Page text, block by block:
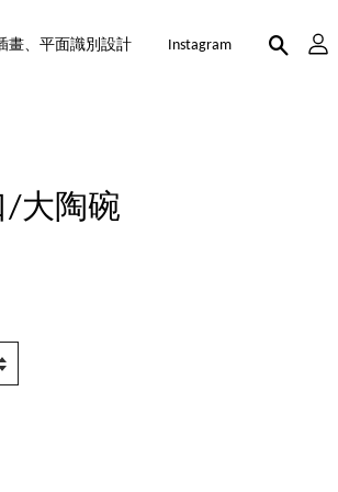
畫、平面識別設計 Instagram
/大陶碗